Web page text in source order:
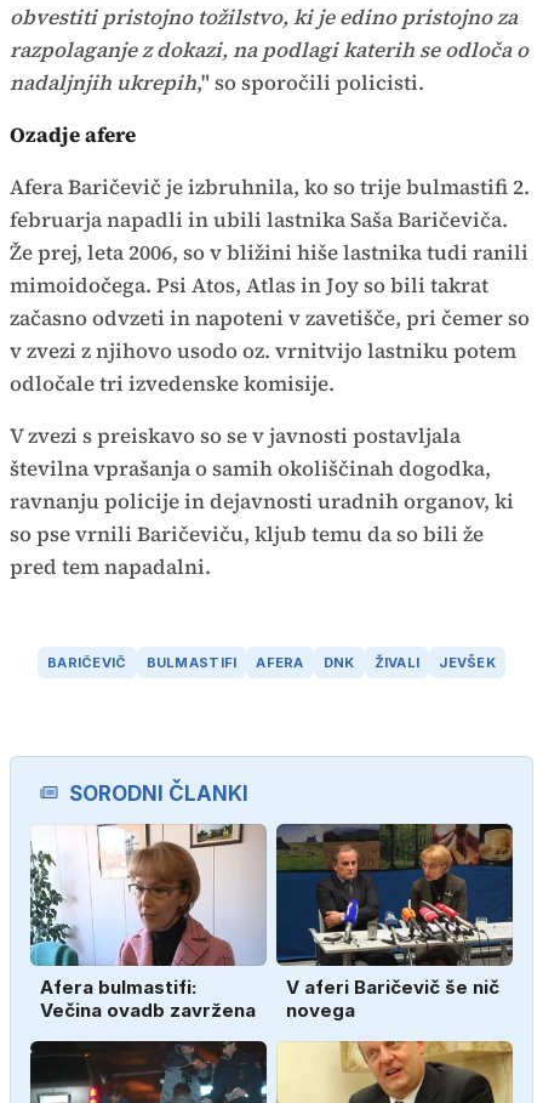
obvestiti pristojno tožilstvo, ki je edino pristojno za
razpolaganje z dokazi, na podlagi katerih se odloča o
nadaljnjih ukrepih," so sporočili policisti.
Ozadje afere
Afera Baričevič je izbruhnila, ko so trije bulmastifi 2.
februarja napadli in ubili lastnika Saša Baričeviča.
Že prej, leta 2006, so v bližini hiše lastnika tudi ranili
mimoidočega. Psi Atos, Atlas in Joy so bili takrat
začasno odvzeti in napoteni v zavetišče, pri čemer so
v zvezi z njihovo usodo oz. vrnitvijo lastniku potem
odločale tri izvedenske komisije.
V zvezi s preiskavo so se v javnosti postavljala
številna vprašanja o samih okoliščinah dogodka,
ravnanju policije in dejavnosti uradnih organov, ki
so pse vrnili Baričeviču, kljub temu da so bili že
pred tem napadalni.
BARIČEVIČ BULMASTIFI AFERA DNK ŽIVALI JEVŠEK
SORODNI ČLANKI
Afera bulmastifi:
Večina ovadb zavržena
V aferi Baričevič še nič
novega